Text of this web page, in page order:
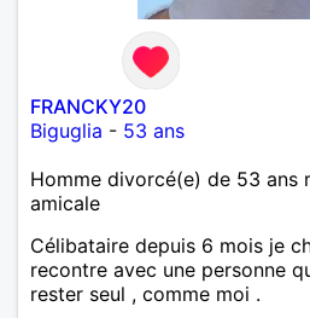
FRANCKY20
Biguglia - 53 ans
Homme divorcé(e) de 53 ans
amicale
Célibataire depuis 6 mois je
recontre avec une personne
rester seul , comme moi .